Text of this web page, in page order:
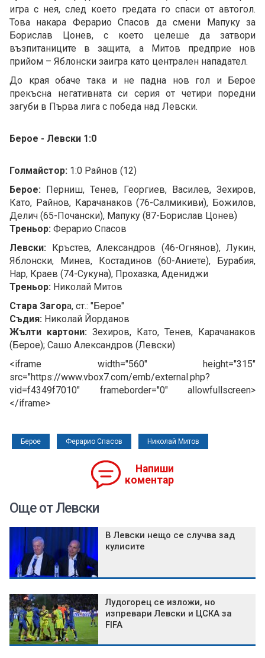
игра с нея, след което гредата го спаси от автогол.
Това накара Ферарио Спасов да смени Мапуку за
Борислав Цонев, с което целеше да затвори
възпитаниците в защита, а Митов предприе нов
прийом – Яблонски заигра като централен нападател.
До края обаче така и не падна нов гол и Берое
прекъсна негативната си серия от четири поредни
загуби в Първа лига с победа над Левски.
Берое - Левски 1:0
Голмайстор: 1:0 Райнов (12)
Берое: Перниш, Тенев, Георгиев, Василев, Зехиров,
Като, Райнов, Карачанаков (76-Салмикиви), Божилов,
Делич (65-Почански), Мапуку (87-Борислав Цонев)
Треньор: Ферарио Спасов
Левски: Кръстев, Александров (46-Огнянов), Лукин,
Яблонски, Минев, Костадинов (60-Аниете), Бурабия,
Нар, Краев (74-Сукуна), Прохазка, Адениджи
Треньор: Николай Митов
Стара Загора, ст.: "Берое"
Съдия: Николай Йорданов
Жълти картони: Зехиров, Като, Тенев, Карачанаков
(Берое); Сашо Александров (Левски)
<iframe width="560" height="315"
src="https://www.vbox7.com/emb/external.php?
vid=f4349f7010" frameborder="0" allowfullscreen>
</iframe>
Берое Ферарио Спасов Николай Митов
Напиши
коментар
Още от Левски
В Левски нещо се случва зад
кулисите
Лудогорец се изложи, но
изпревари Левски и ЦСКА за
FIFA